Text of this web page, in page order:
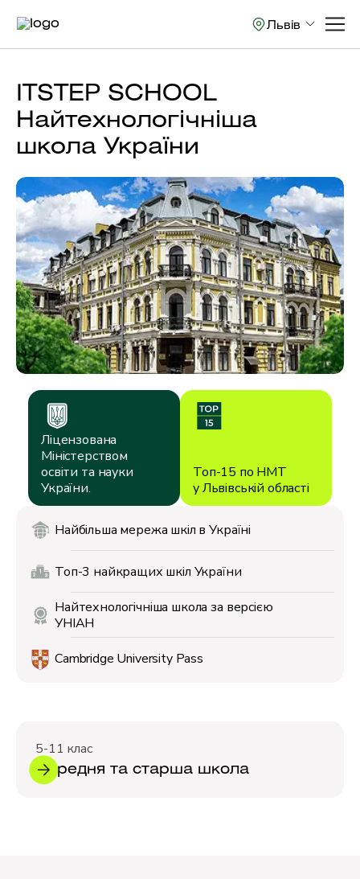
Львів
ITSTEP SCHOOL
Найтехнологічніша
школа України
Ліцензована
Міністерством
освіти та науки
України.
Топ-15 по НМТ
у Львівській області
Найбільша мережа шкіл в Україні
Топ-3 найкращих шкіл України
Найтехнологічніша школа за версією
УНІАН
Cambridge University Pass
5-11 клас
Середня та старша школа